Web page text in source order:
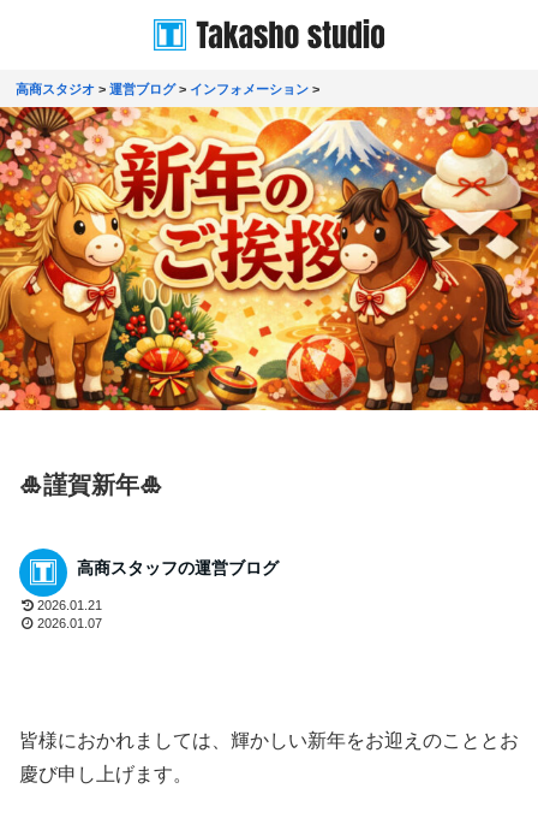
高商スタジオ >運営ブログ> インフォメーション >
🎍謹賀新年🎍
高商スタッフの運営ブログ
2026.01.21
2026.01.07
皆様におかれましては、輝かしい新年をお迎えのこととお
慶び申し上げます。